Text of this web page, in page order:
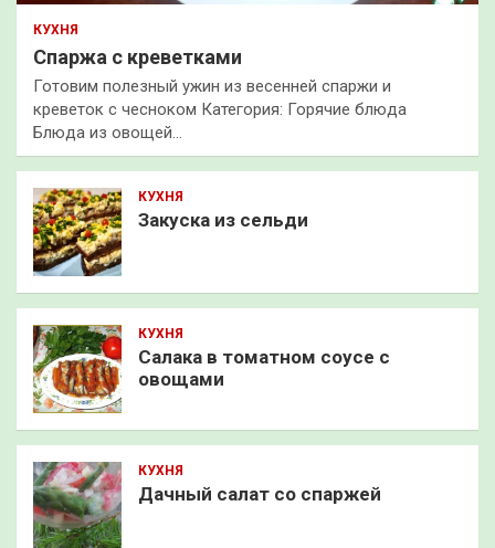
КУХНЯ
Спаржа с креветками
Готовим полезный ужин из весенней спаржи и
креветок с чесноком Категория: Горячие блюда
Блюда из овощей…
КУХНЯ
Закуска из сельди
КУХНЯ
Салака в томатном соусе с
овощами
КУХНЯ
Дачный салат со спаржей